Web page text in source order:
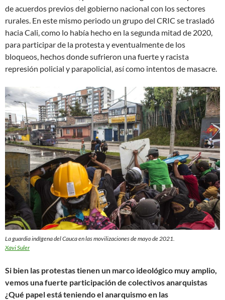
de acuerdos previos del gobierno nacional con los sectores
rurales. En este mismo periodo un grupo del CRIC se trasladó
hacia Cali, como lo había hecho en la segunda mitad de 2020,
para participar de la protesta y eventualmente de los
bloqueos, hechos donde sufrieron una fuerte y racista
represión policial y parapolicial, así como intentos de masacre.
La guardia indígena del Cauca en las movilizaciones de mayo de 2021.
Xavi Suler
Si bien las protestas tienen un marco ideológico muy amplio,
vemos una fuerte participación de colectivos anarquistas
¿Qué papel está teniendo el anarquismo en las